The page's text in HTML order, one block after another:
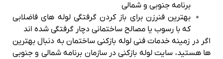
برنامه جنوبی و شمالی
بهترین فنرزن برای باز کردن گرفتگی لوله های فاضلابی
که با رسوب یا مصالح ساختمانی دچار گرفتگی شده اند
اگر در زمینه خدمات فنی لوله بازکنی ساختمان به دنبال بهترین
ها هستید، سایت لوله بازکنی در سازمان برنامه شمالی و جنوبی